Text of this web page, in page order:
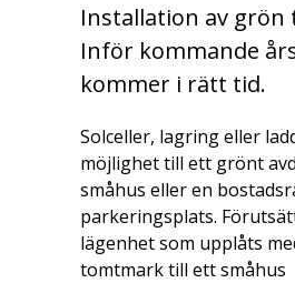
Installation av
Inför kommande
kommer i rätt tid.
Solceller, lagring eller
möjlighet till ett grönt
småhus eller en
parkeringsplats.
lägenhet som upplåts
tomtmark till ett småhus